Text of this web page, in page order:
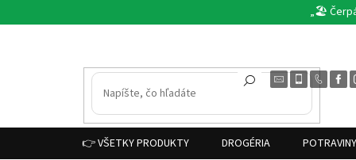
na
„🏖️
👉 VŠETKY PRODUKTY DROGÉRIA POTRAVINY